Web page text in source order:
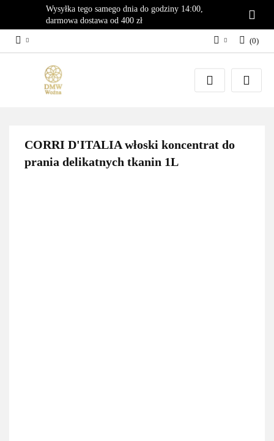
Wysyłka tego samego dnia do godziny 14:00,
darmowa dostawa od 400 zł
Zaloguj się
Załóż konto
(0)
CORRI D'ITALIA włoski koncentrat do
prania delikatnych tkanin 1L